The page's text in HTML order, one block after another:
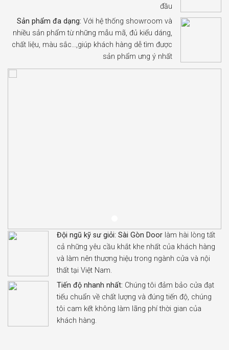
đầu
Sản phẩm đa dạng: Với hệ thống showroom và
nhiều sản phẩm từ những mẫu mã, đủ kiểu dáng,
chất liệu, màu sắc…,giúp khách hàng dễ tìm được
sản phẩm ưng ý nhất
Đội ngũ kỹ sư giỏi: Sài Gòn Door làm hài lòng tất
cả những yêu cầu khắt khe nhất của khách hàng
và làm nên thương hiệu trong ngành cửa và nội
thất tại Việt Nam.
Tiến độ nhanh nhất: Chúng tôi đảm bảo cửa đạt
tiếu chuẩn về chất lượng và đúng tiến độ, chúng
tôi cam kết không làm lãng phí thời gian của
khách hàng.